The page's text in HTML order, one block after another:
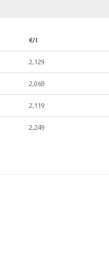
€/l
2,129
2,069
2,119
2,249